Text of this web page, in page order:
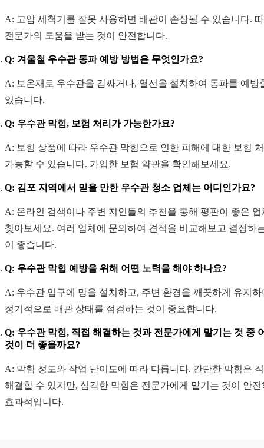
A: 고압 세척기를 잘못 사용하면 배관이 손상될 수 있습니다.
전문가의 도움을 받는 것이 안전합니다.
Q: 겨울철 우수관 동파 예방 방법은 무엇인가요?
A: 보온재로 우수관을 감싸거나, 열선을 설치하여 동파를 예방
있습니다.
Q: 우수관 막힘, 보험 처리가 가능한가요?
A: 보험 상품에 따라 우수관 막힘으로 인한 피해에 대한 보험
가능할 수 있습니다. 가입한 보험 약관을 확인해보세요.
Q: 김포 지역에서 믿을 만한 우수관 청소 업체는 어디인가요?
A: 온라인 검색이나 주변 지인들의 추천을 통해 평판이 좋은 업
찾아보세요. 여러 업체에 문의하여 견적을 비교해보고 결정하
이 좋습니다.
Q: 우수관 막힘 예방을 위해 어떤 노력을 해야 하나요?
A: 우수관 입구에 망을 설치하고, 주변 환경을 깨끗하게 유지하
정기적으로 배관 상태를 점검하는 것이 중요합니다.
Q: 우수관 막힘, 직접 해결하는 것과 전문가에게 맡기는 것 중
것이 더 좋을까요?
A: 막힘 정도와 작업 난이도에 따라 다릅니다. 간단한 막힘은
해결할 수 있지만, 심각한 막힘은 전문가에게 맡기는 것이 안전
효과적입니다.